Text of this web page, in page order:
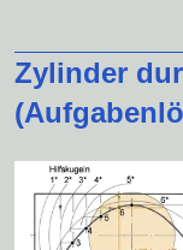
Zylinder